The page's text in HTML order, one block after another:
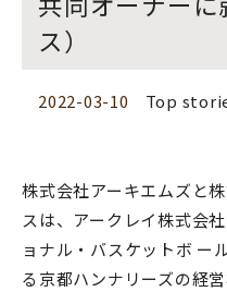
ス）
2022-03-10 Top
株式会社アーキエムズと
スは、アークレイ株式会
ョナル・バスケットボ ー
る京都ハンナリーズの経